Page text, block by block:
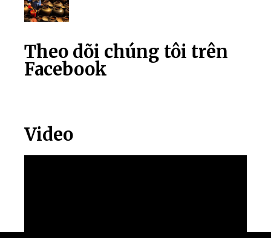
Theo dõi chúng tôi trên
Facebook
Video